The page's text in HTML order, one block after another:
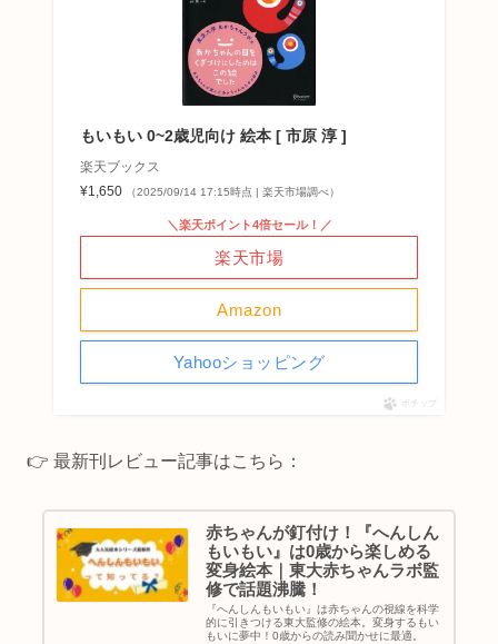
もいもい 0~2歳児向け 絵本 [ 市原 淳 ]
楽天ブックス
¥1,650
（2025/09/14 17:15時点 | 楽天市場調べ）
Amazon
＼楽天ポイント4倍セール！／
楽天市場
Yahooショッピング
ポチップ
👉 最新刊レビュー記事はこちら：
赤ちゃんが釘付け！『へんしん
もいもい』は0歳から楽しめる
変身絵本｜東大赤ちゃんラボ監
修で話題沸騰！
『へんしんもいもい』は赤ちゃんの視線を科学
的に引きつける東大監修の絵本。変身するもい
もいに夢中！0歳からの読み聞かせに最適。